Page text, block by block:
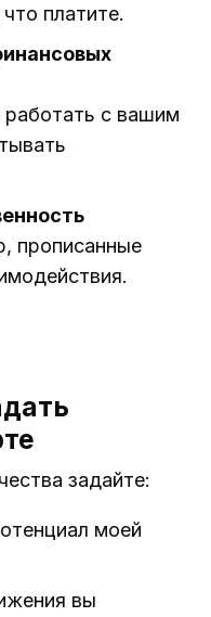
платите.
работать с вашим
прописанные
задайте:
моей
вы